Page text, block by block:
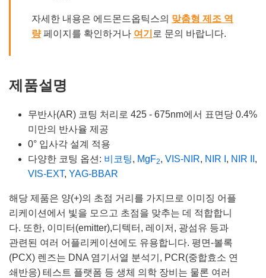
자세한 내용은 에드몬드옵틱스의 맞춤형 제조 역
량페이지를 확인하거나 여기 로 문의 바랍니다.
제품설명
무반사(AR) 코팅 처리로 425 - 675nm에서 표면당 0.4%
미만의 반사율 제공
0° 입사각 설계 적용
다양한 코팅 옵션: 비코팅, MgF2, VIS-NIR, NIR I , NIR II ,
VIS-EXT, YAG-BBAR
해당 제품은 양(+)의 초점 거리를 가지므로 이미징 어플
리케이션에서 빛을 모으고 초점을 맞추는 데 적합합니
다. 또한, 이미터(emitter),디텍터, 레이저, 광섬유 등과
관련된 여러 어플리케이션에도 유용합니다. 평면-볼록
(PCX) 렌즈는 DNA 염기서열 분석기, PCR(중합효소 연
쇄반응) 테스트 플랫폼 등 생체 의학 장비는 물론 여러